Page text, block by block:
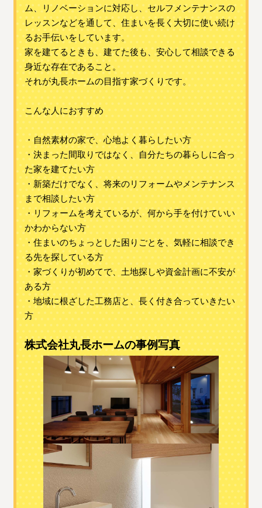
ム、リノベーションに対応し、セルフメンテナンスの
レッスンなどを通して、住まいを長く大切に使い続け
るお手伝いをしています。
家を建てるときも、建てた後も、安心して相談できる
身近な存在であること。
それが丸長ホームの目指す家づくりです。
こんな人におすすめ
・自然素材の家で、心地よく暮らしたい方
・決まった間取りではなく、自分たちの暮らしに合っ
た家を建てたい方
・新築だけでなく、将来のリフォームやメンテナンス
まで相談したい方
・リフォームを考えているが、何から手を付けていい
かわからない方
・住まいのちょっとした困りごとを、気軽に相談でき
る先を探している方
・家づくりが初めてで、土地探しや資金計画に不安が
ある方
・地域に根ざした工務店と、長く付き合っていきたい
方
株式会社丸長ホームの事例写真